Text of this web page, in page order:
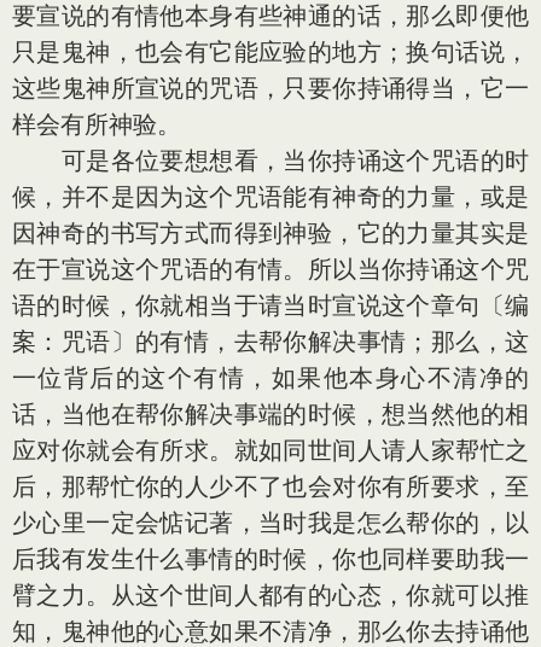
要宣说的有情他本身有些神通的话，那么即便他
只是鬼神，也会有它能应验的地方；换句话说，
这些鬼神所宣说的咒语，只要你持诵得当，它一
样会有所神验。
可是各位要想想看，当你持诵这个咒语的时
候，并不是因为这个咒语能有神奇的力量，或是
因神奇的书写方式而得到神验，它的力量其实是
在于宣说这个咒语的有情。所以当你持诵这个咒
语的时候，你就相当于请当时宣说这个章句〔编
案：咒语〕的有情，去帮你解决事情；那么，这
一位背后的这个有情，如果他本身心不清净的
话，当他在帮你解决事端的时候，想当然他的相
应对你就会有所求。就如同世间人请人家帮忙之
后，那帮忙你的人少不了也会对你有所要求，至
少心里一定会惦记著，当时我是怎么帮你的，以
后我有发生什么事情的时候，你也同样要助我一
臂之力。从这个世间人都有的心态，你就可以推
知，鬼神他的心意如果不清净，那么你去持诵他